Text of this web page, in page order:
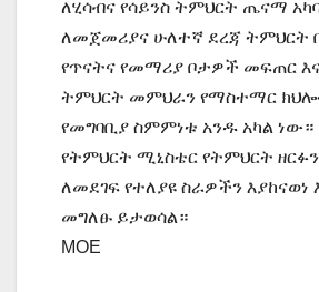
ለሂሳብና የሳይንስ ትምህርት ጤናማ
ለመጀመሪያና ሁለተኛ ደረጃ ትምህርት
የጥናትና የመማሪያ ቦታዎች መፍጠር እና
ትምህርት መምህራን የማስተማር
የመግባቢያ ስምምነቱ አንዱ አካል ነው።
የትምህርት ሚኒስቴር የትምህርት
ለመደገፍ የተለያዩ ስራዎችን እያከናወነ
መግለፁ ይታወሳል።
MOE